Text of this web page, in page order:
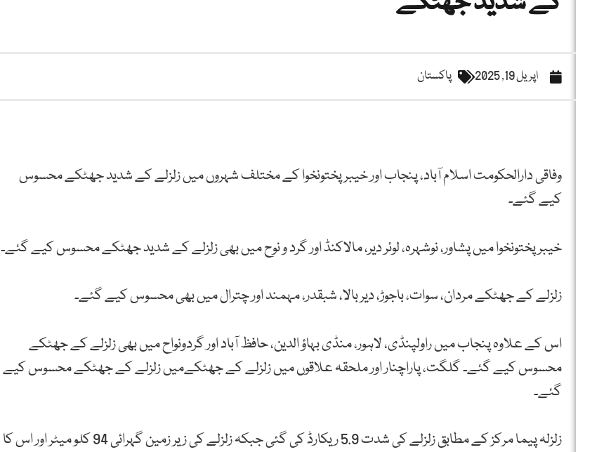
اپریل 19, 2025 پاکستان
وفاقی دارالحکومت اسلام آباد، پنجاب اور خیبر پختونخوا کے مختلف شہروں میں زلزلے کے شدید جھٹکے محسوس
کیے گئے۔
خیبر پختونخوا میں پشاور، نوشہرہ، لوئر دیر، مالاکنڈ اور گرد و نوح میں بھی زلزلے کے شدید جھٹکے محسوس کیے گئے۔
زلزلے کے جھٹکے مردان، سوات، باجوڑ، دیر بالا، شبقدر، مہمند اور چترال میں بھی محسوس کیے گئے۔
اس کے علاوہ پنجاب میں راولپنڈی، لاہور، منڈی بہاؤ الدین، حافظ آباد اور گردونواح میں بھی زلزلے کے جھٹکے
محسوس کیے گئے۔ گلگت، پاراچنار اور ملحقہ علاقوں میں زلزلے کے جھٹکےمیں زلزلے کے جھٹکے محسوس کیے
گئے۔
زلزلہ پیما مرکز کے مطابق زلزلے کی شدت 5.9 ریکارڈ کی گئی جبکہ زلزلے کی زیر زمین گہرائی 94 کلو میٹر اور اس کا